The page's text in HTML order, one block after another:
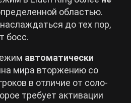
областью.
до тех пор,
босс.
автоматически
мира вторжению со
в отличие от соло-
требует активации